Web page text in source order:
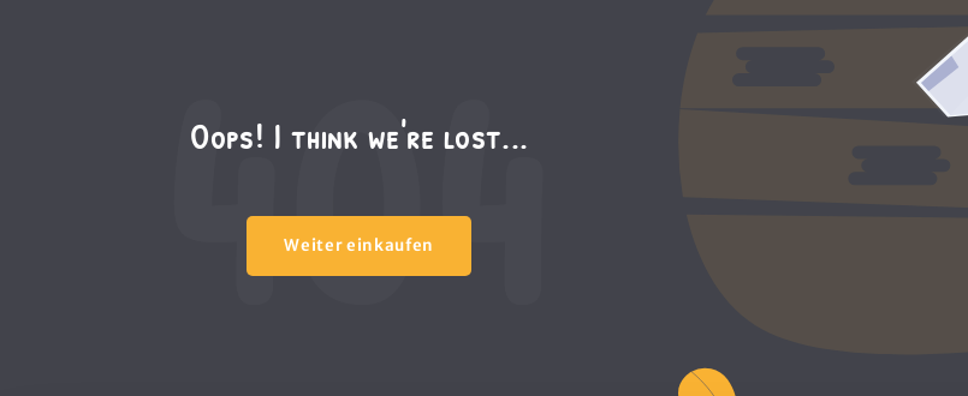
404
Oops! I think we're lost...
Weiter einkaufen